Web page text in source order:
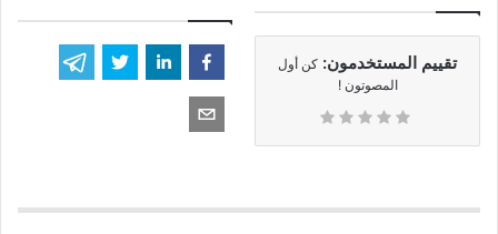
تقييم المستخدمون: كن أول
المصوتون !